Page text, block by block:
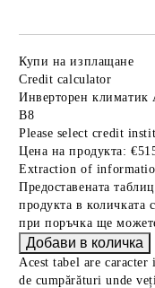
Купи на изплащане
Credit calculator
Инверторен климатик
B8
Please select credit
Цена на продукта:
Extraction of
Предоставената
продукта в количката
при поръчка ще
Acest tabel are
de cumpărături unde